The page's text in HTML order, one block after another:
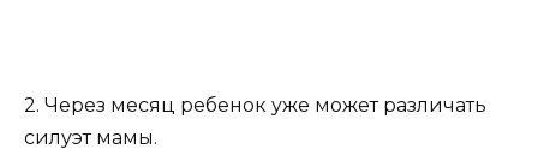
2. Через месяц ребенок уже может различать
силуэт мамы.